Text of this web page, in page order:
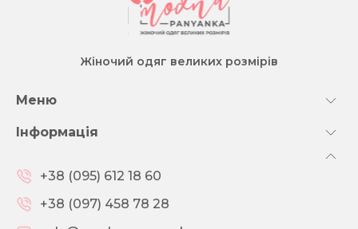
Жіночий одяг великих розмірів
Меню
Інформація
+38 (095) 612 18 60
+38 (097) 458 78 28